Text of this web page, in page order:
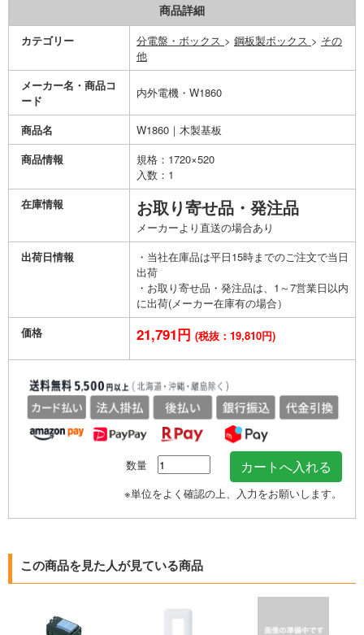
商品詳細
カテゴリー 分電盤・ボックス > 鋼板製ボックス > その
他
メーカー名・商品コ
ード
内外電機・W1860
商品名
W1860｜木製基板
商品情報
規格：1720×520
入数：1
在庫情報
お取り寄せ品・発注品
メーカーより直送の場合あり
出荷日情報
・当社在庫品は平日15時までのご注文で当日
出荷
・お取り寄せ品・発注品は、1～7営業日以内
に出荷(メーカー在庫有の場合）
価格
21,791円 (税抜：19,810円)
数量
※単位をよく確認の上、入力をお願いします。
この商品を見た人が見ている商品